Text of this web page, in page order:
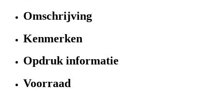
Omschrijving
Kenmerken
Opdruk informatie
Voorraad